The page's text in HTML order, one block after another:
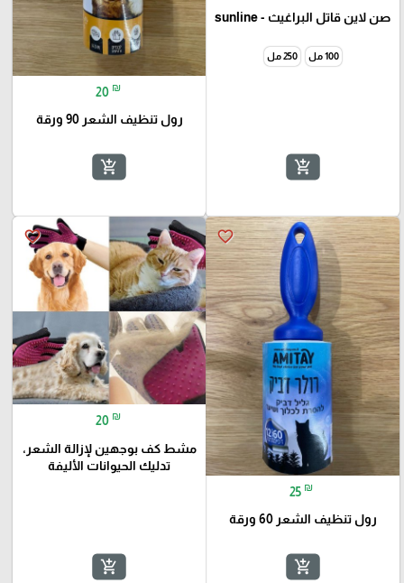
صن لاين قاتل البراغيث - sunline
100 مل 250 مل
add_shopping_cart
20 ₪
رول تنظيف الشعر 90 ورقة
add_shopping_cart
favorite_border
25 ₪
رول تنظيف الشعر 60 ورقة
add_shopping_cart
favorite_border
20 ₪
مشط كف بوجهين لإزالة الشعر،
تدليك الحيوانات الأليفة
add_shopping_cart